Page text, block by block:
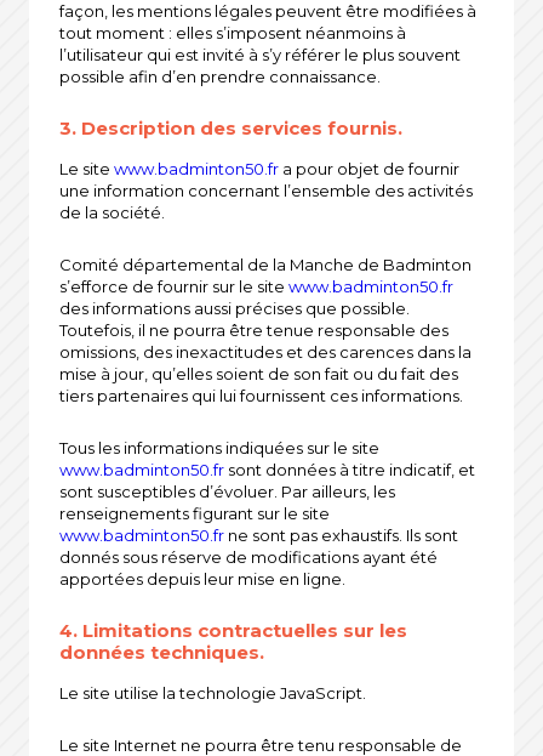
façon, les mentions légales peuvent être modifiées à
tout moment : elles s’imposent néanmoins à
l’utilisateur qui est invité à s’y référer le plus souvent
possible afin d’en prendre connaissance.
3. Description des services fournis.
Le site www.badminton50.fr a pour objet de fournir
une information concernant l’ensemble des activités
de la société.
Comité départemental de la Manche de Badminton
s’efforce de fournir sur le site www.badminton50.fr
des informations aussi précises que possible.
Toutefois, il ne pourra être tenue responsable des
omissions, des inexactitudes et des carences dans la
mise à jour, qu’elles soient de son fait ou du fait des
tiers partenaires qui lui fournissent ces informations.
Tous les informations indiquées sur le site
www.badminton50.fr sont données à titre indicatif, et
sont susceptibles d’évoluer. Par ailleurs, les
renseignements figurant sur le site
www.badminton50.fr ne sont pas exhaustifs. Ils sont
donnés sous réserve de modifications ayant été
apportées depuis leur mise en ligne.
4. Limitations contractuelles sur les
données techniques.
Le site utilise la technologie JavaScript.
Le site Internet ne pourra être tenu responsable de